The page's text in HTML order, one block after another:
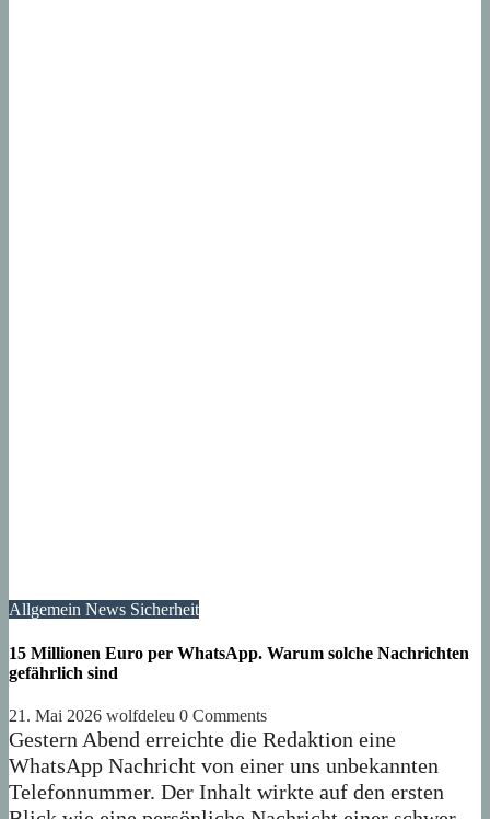
Allgemein News Sicherheit
15 Millionen Euro per WhatsApp. Warum solche Nachrichten
gefährlich sind
21. Mai 2026 wolfdeleu 0 Comments
Gestern Abend erreichte die Redaktion eine
WhatsApp Nachricht von einer uns unbekannten
Telefonnummer. Der Inhalt wirkte auf den ersten